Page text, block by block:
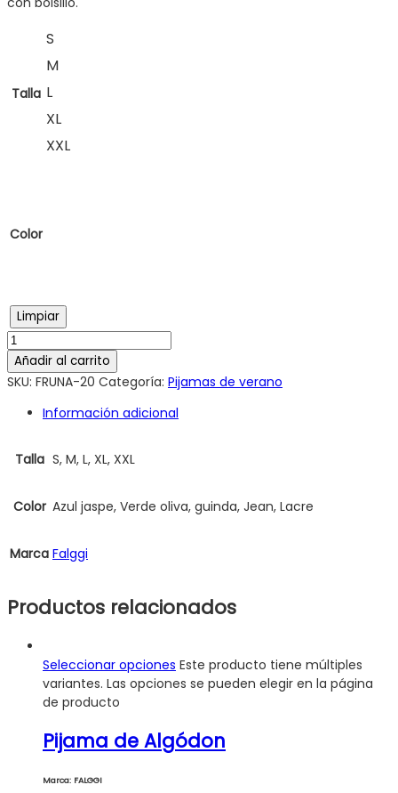
Talla
S
M
L
XL
XXL
Color
Limpiar
Añadir al carrito
SKU: FRUNA-20 Categoría: Pijamas de verano
Información adicional
Talla S, M, L, XL, XXL
Color Azul jaspe, Verde oliva, guinda, Jean, Lacre
Marca Falggi
Productos relacionados
Seleccionar opciones Este producto tiene múltiples
variantes. Las opciones se pueden elegir en la página
de producto
Pijama de Algódon
Marca: FALGGI